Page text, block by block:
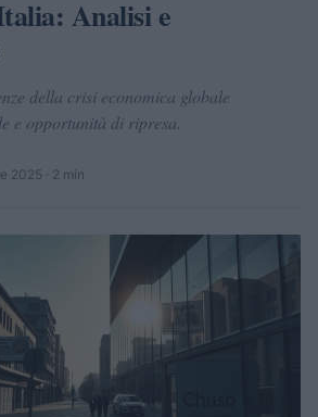
Analisi e
della crisi economica globale
e opportunità di ripresa.
2025 · 2 min